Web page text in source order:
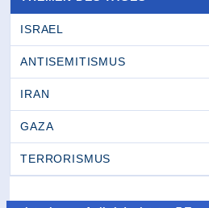
ISRAEL
ANTISEMITISMUS
IRAN
GAZA
TERRORISMUS